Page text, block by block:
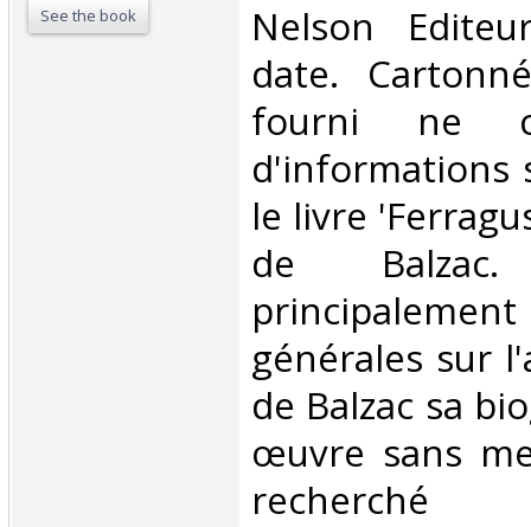
See the book
‎Nelson
date.
fourni ne
d'informations
le livre
de
générales sur
de Balzac sa
œuvre sans
recherché‎